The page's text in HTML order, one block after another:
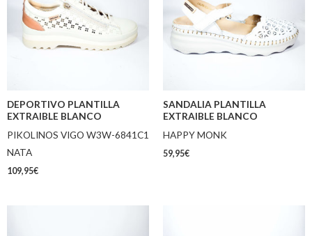
DEPORTIVO PLANTILLA
EXTRAIBLE BLANCO
PIKOLINOS VIGO W3W-6841C1
NATA
109,95€
SANDALIA PLANTILLA
EXTRAIBLE BLANCO
HAPPY MONK
59,95€